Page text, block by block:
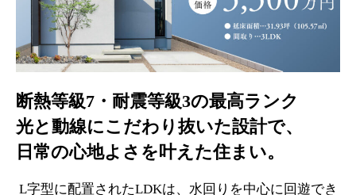
断熱等級7・耐震等級3の最高ランク
光と動線にこだわり抜いた設計で、
日常の心地よさを叶えた住まい。
L字型に配置されたLDKは、水回りを中心に回遊でき